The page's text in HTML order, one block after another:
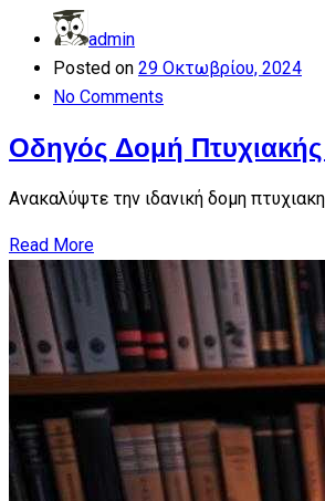
admin
Posted on 29 Οκτωβρίου, 2024
No Comments
Οδηγός Δομή
Ανακαλύψτε την ιδανική δομη
Read More